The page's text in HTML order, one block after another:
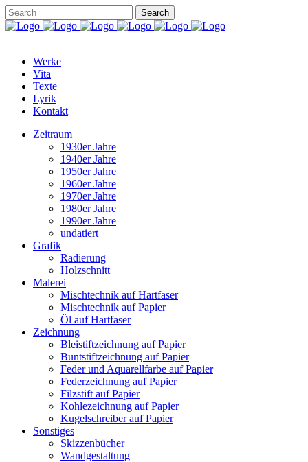
Werke
Vita
Texte
Lyrik
Kontakt
Zeitraum
1930er Jahre
1940er Jahre
1950er Jahre
1960er Jahre
1970er Jahre
1980er Jahre
1990er Jahre
undatiert
Grafik
Radierung
Holzschnitt
Malerei
Mischtechnik auf Hartfaser
Mischtechnik auf Papier
Öl auf Hartfaser
Zeichnung
Bleistiftzeichnung auf Papier
Buntstiftzeichnung auf Papier
Feder und Aquarellfarbe auf Papier
Federzeichnung auf Papier
Filzstift auf Papier
Kohlezeichnung auf Papier
Kugelschreiber auf Papier
Sonstiges
Skizzenbücher
Wandgestaltung